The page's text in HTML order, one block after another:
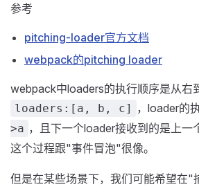
参考
pitching-loader官方文档
webpack的pitching loader
webpack中loaders的执行顺序是从右
loaders:[a, b, c] ，loader的
>a ，且下一个loader接收到的是上一
这个过程跟"事件冒泡"很像。
但是在某些场景下，我们可能希望在"